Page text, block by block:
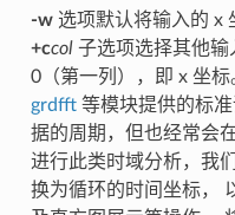
-w选项默认将输入的 x
+ccol子选项选择其他输
0（第一列），即 x 坐标
grdfft等模块提供的标
据的周期，但也经常会
进行此类时域分析，我
换为循环的时间坐标，